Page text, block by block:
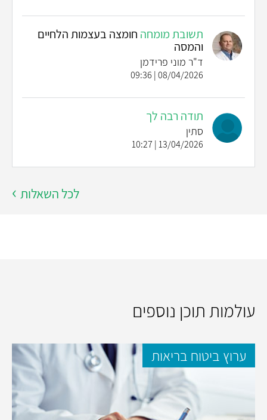
תשובת מומחה חומצה בעצמות הלחיים
והמסה
ד"ר מוני פרידמן
08/04/2026 | 09:36
תודה רבה לך
סתין
13/04/2026 | 10:27
לכל השאלות
עולמות תוכן נוספים
ערוץ ביטוח בריאות